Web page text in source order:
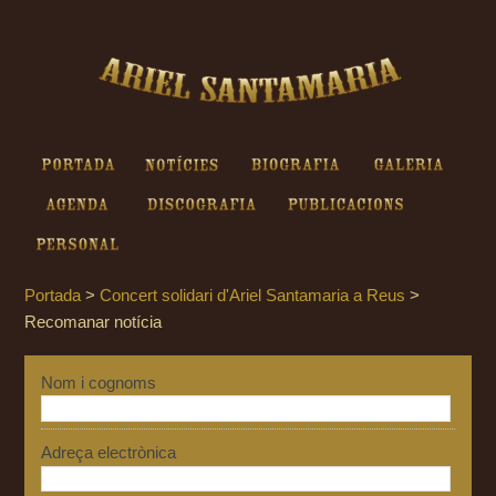
Portada Notícies Biografia Galeria
Agenda Discografia Publicacions
Personal
Portada >Concert solidari d'Ariel Santamaria a Reus >
Recomanar notícia
Nom i cognoms
Adreça electrònica